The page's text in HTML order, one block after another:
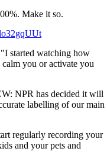
Make it so.
started watching how
you or activate you
NPR has decided it will
labelling of our main
regularly recording your
and your pets and